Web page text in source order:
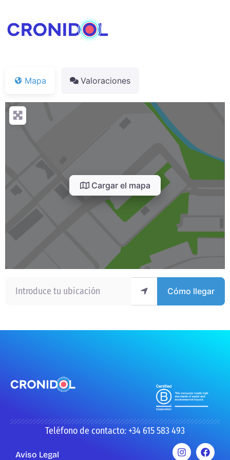
Mapa Valoraciones
Cargar el mapa
Cómo llegar
Teléfono de contacto: +34 615 583 493
Aviso Legal